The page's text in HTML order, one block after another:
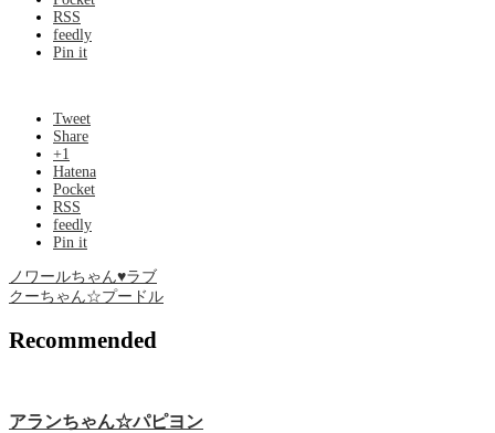
RSS
feedly
Pin it
Tweet
Share
+1
Hatena
Pocket
RSS
feedly
Pin it
ノワールちゃん♥ラブ
クーちゃん☆プードル
Recommended
アランちゃん☆パピヨン